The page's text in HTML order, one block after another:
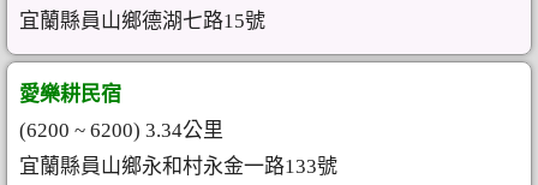
宜蘭縣員山鄉德湖七路15號
愛樂耕民宿
(6200 ~ 6200) 3.34公里
宜蘭縣員山鄉永和村永金一路133號